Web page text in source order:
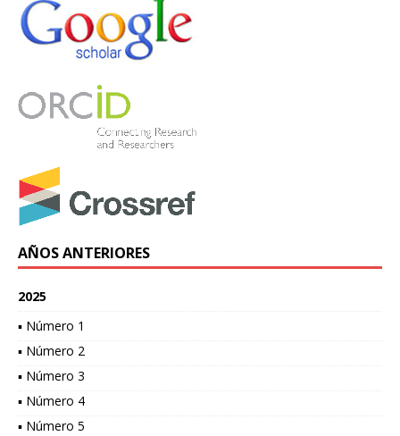
AÑOS ANTERIORES
2025
▪ Número 1
▪ Número 2
▪ Número 3
▪ Número 4
▪ Número 5